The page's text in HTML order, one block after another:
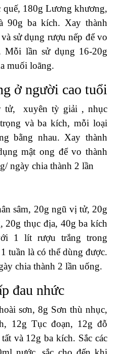
quế, 180g Lương khương,
90g ba kích. Xay thành
sử dụng rượu nếp để vo
Mỗi lần sử dụng 16-20g
muối loãng.
ở người cao tuổi
tử, xuyên tỳ giải , nhục
và ba kích, mỗi loại
bằng nhau. Xay thành
mật ong để vo thành
ngày chia thành 2 lần
sâm, 20g ngũ vị tử, 20g
20g thục địa, 40g ba kích
1 lít rượu trắng trong
tuần là có thể dùng được.
chia thành 2 lần uống.
đau nhức
sơn, 8g Sơn thù nhục,
12g Tục đoạn, 12g đỗ
và 12g ba kích. Sắc các